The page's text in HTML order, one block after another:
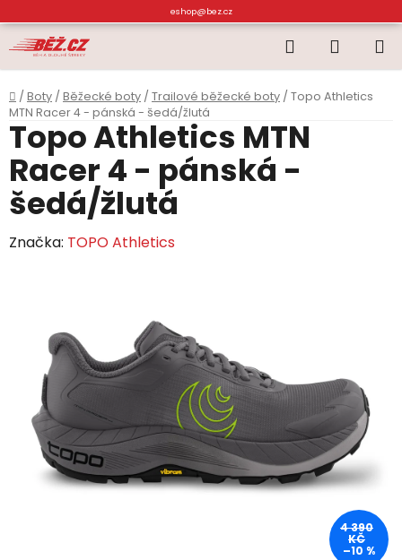
na
obsah
eshop@bez.cz
Hledat
KOŠÍK
Domů
/ Boty / Běžecké boty / Trailové běžecké boty / Topo Athletics
MTN Racer 4 - pánská - šedá/žlutá
Topo Athletics MTN
Racer 4 - pánská -
šedá/žlutá
Značka: TOPO Athletics
4 390
KČ
–10 %